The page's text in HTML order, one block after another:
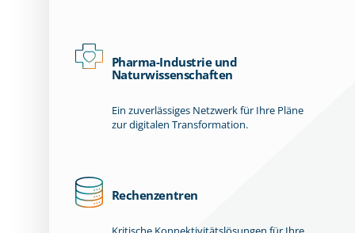
Pharma-Industrie und
Naturwissenschaften
Ein zuverlässiges Netzwerk für Ihre Pläne
zur digitalen Transformation.
Rechenzentren